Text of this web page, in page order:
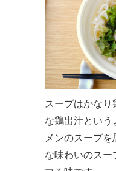
スープはかな
な鶏出汁という
メンのスープ
な味わいのスー